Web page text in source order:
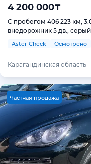
4 200 000₸
С пробегом 406 223 км,
внедорожник 5 дв., серый
Aster Check Осмотрено
Карагандинская область
Частная продажа